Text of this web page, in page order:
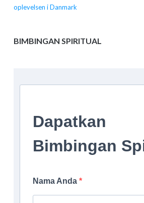
oplevelsen i Danmark
BIMBINGAN SPIRITUAL
Dapatkan
Bimbingan
Nama Anda